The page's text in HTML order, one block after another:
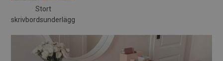
Stort
skrivbordsunderlägg